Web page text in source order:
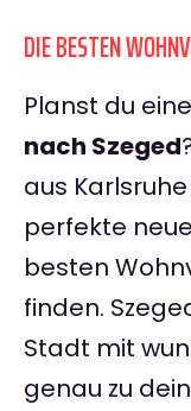
DIE BESTEN
Planst du
nach Szeged
aus
perfekte
besten
finden.
Stadt mit
genau zu